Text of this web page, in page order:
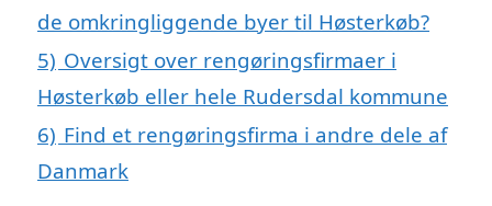
de omkringliggende byer til Høsterkøb?
5) Oversigt over rengøringsfirmaer i
Høsterkøb eller hele Rudersdal kommune
6) Find et rengøringsfirma i andre dele af
Danmark